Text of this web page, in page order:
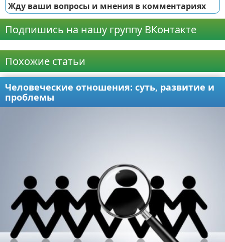
Жду ваши вопросы и мнения в комментариях
Подпишись на нашу группу ВКонтакте
Похожие статьи
Человеческие отношения: суть, развитие и
проблемы